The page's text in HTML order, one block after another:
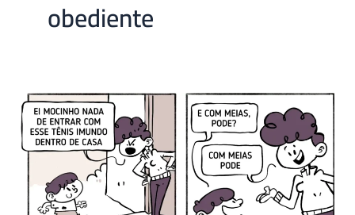
obediente